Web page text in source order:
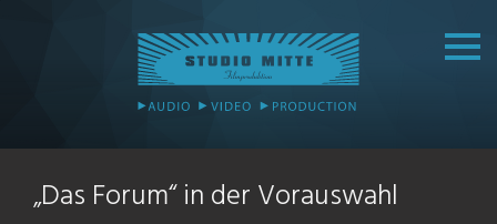
„Das Forum“ in der Vorauswahl